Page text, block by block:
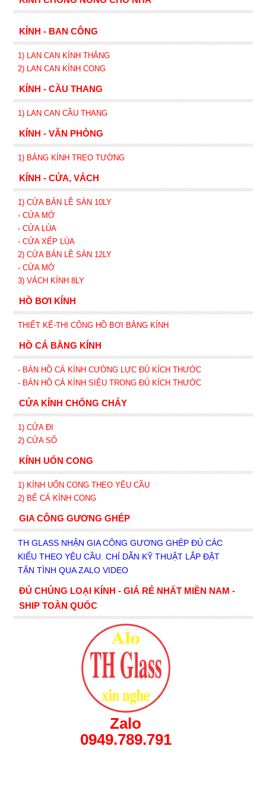
KÍNH - BAN CÔNG
1) LAN CAN KÍNH THẲNG
2)
LAN CAN KÍNH CONG
KÍNH - CẦU THANG
1) LAN CAN CẦU THANG
KÍNH - VĂN PHÒNG
1) BẢNG KÍNH TREO TƯỜNG
KÍNH - CỬA, VÁCH
1) CỬA BẢN LỀ SÀN 10LY
- CỬA MỞ
- CỬA LÙA
- CỬA XẾP LÙA
2) CỬA BẢN LỀ SÀN 12LY
- CỬA MỞ
3) VÁCH KÍNH 8LY
HỒ BƠI KÍNH
THIẾT KẾ-THI CÔNG HỒ BƠI BẰNG KÍNH
HỒ CÁ BẰNG KÍNH
- BÁN HỒ CÁ KÍNH CƯỜNG LỰC ĐỦ KÍCH THƯỚC
- BÁN HỒ CÁ KÍNH SIÊU TRONG ĐỦ KÍCH THƯỚC
CỬA KÍNH CHỐNG CHÁY
1) CỬA ĐI
2) CỬA SỔ
KÍNH UỐN CONG
1) KÍNH UỐN CONG THEO YÊU CẦU
2) BỂ CÁ KÍNH CONG
GIA CÔNG GƯƠNG GHÉP
TH GLASS NHẬN GIA CÔNG GƯƠNG GHÉP ĐỦ CÁC
KIỂU THEO YÊU CẦU. CHỈ DẪN KỸ THUẬT LẮP ĐẶT
TẬN TÌNH QUA ZALO VIDEO
ĐỦ CHỦNG LOẠI KÍNH - GIÁ RẺ NHẤT MIỀN NAM -
SHIP TOÀN QUỐC
Zalo
0949.789.791